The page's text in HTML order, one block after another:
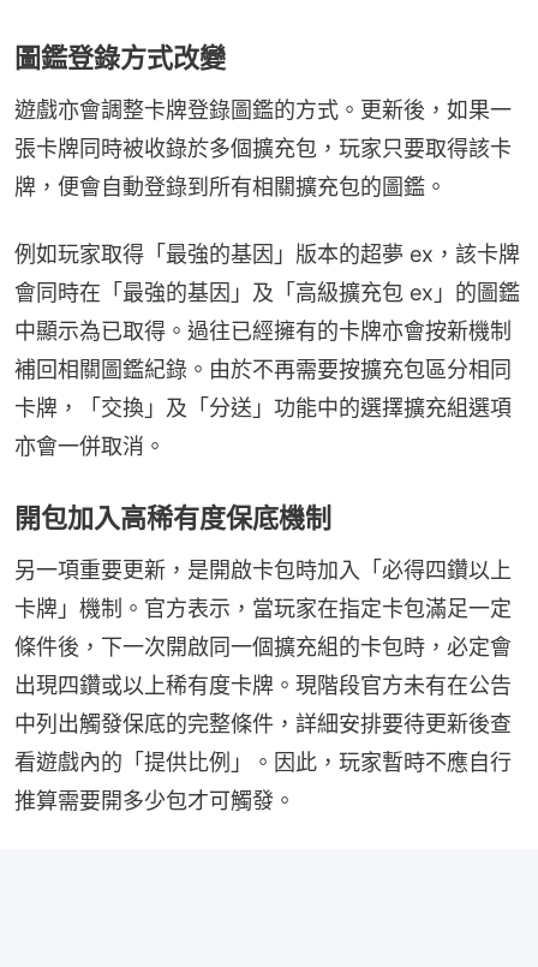
圖鑑登錄方式改變
遊戲亦會調整卡牌登錄圖鑑的方式。更新後，如果一
張卡牌同時被收錄於多個擴充包，玩家只要取得該卡
牌，便會自動登錄到所有相關擴充包的圖鑑。
例如玩家取得「最強的基因」版本的超夢 ex，該卡牌
會同時在「最強的基因」及「高級擴充包 ex」的圖鑑
中顯示為已取得。過往已經擁有的卡牌亦會按新機制
補回相關圖鑑紀錄。由於不再需要按擴充包區分相同
卡牌，「交換」及「分送」功能中的選擇擴充組選項
亦會一併取消。
開包加入高稀有度保底機制
另一項重要更新，是開啟卡包時加入「必得四鑽以上
卡牌」機制。官方表示，當玩家在指定卡包滿足一定
條件後，下一次開啟同一個擴充組的卡包時，必定會
出現四鑽或以上稀有度卡牌。現階段官方未有在公告
中列出觸發保底的完整條件，詳細安排要待更新後查
看遊戲內的「提供比例」。因此，玩家暫時不應自行
推算需要開多少包才可觸發。